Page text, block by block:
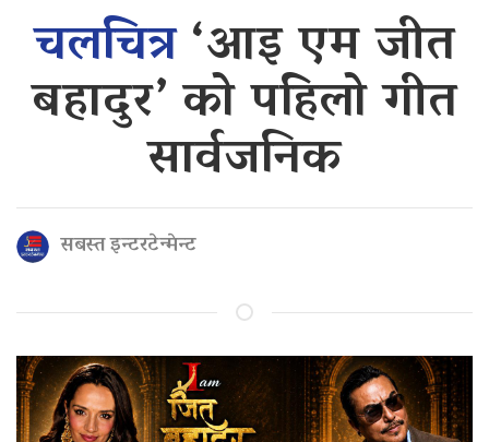
चलचित्र‘आइ एम जीत
बहादुर’ को पहिलो गीत
सार्वजनिक
सबस्त इन्टरटेन्मेन्ट